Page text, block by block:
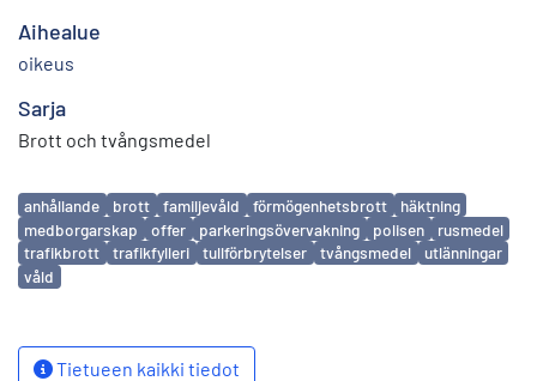
Aihealue
oikeus
Sarja
Brott och tvångsmedel
Avainsanat
anhållande brott familjevåld förmögenhetsbrott
häktning
medborgarskap
offer parkeringsövervakning polisen
rusmedel
trafikbrott
trafikfylleri tullförbrytelser tvångsmedel
utlänningar
våld
Tietueen kaikki tiedot